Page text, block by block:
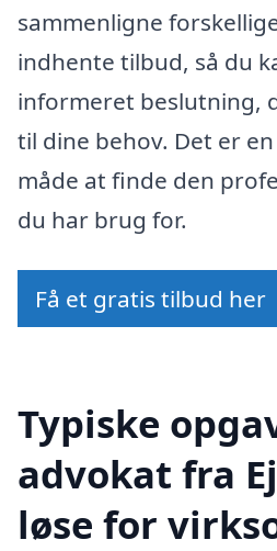
sammenligne
indhente tilbud, så du
informeret beslutning,
til dine behov. Det er
måde at finde den
du har brug for.
Få et gratis tilbud her
Typiske
advokat fra
løse for